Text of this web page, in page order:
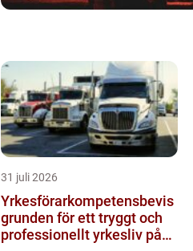
31 juli 2026
Yrkesförarkompetensbevis
grunden för ett tryggt och
professionellt yrkesliv på